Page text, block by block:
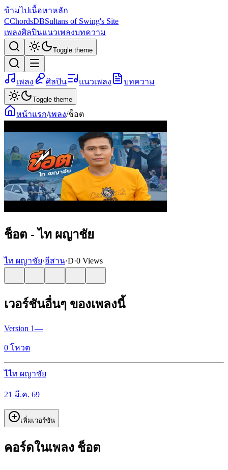
ข้ามไปเนื้อหาหลัก
CChordsDBSultans of Swing's Site
เพลงศิลปินแนวเพลงบทความ
Toggle theme
เพลง ศิลปิน แนวเพลง บทความ
Toggle theme
หน้าแรก/เพลง/ช็อต
ช็อต - ไท ผญาชัย
ไท ผญาชัย·อีสาน·D·0 Views
เวอร์ชันอื่นๆ ของเพลงนี้
Version 1—
0 โหวต
ไไท ผญาชัย
21 มี.ค. 69
เพิ่มเวอร์ชัน
คอร์ดในเพลง ช็อต